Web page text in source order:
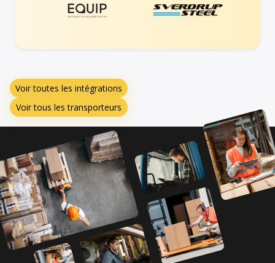
Voir toutes les intégrations
Voir tous les transporteurs